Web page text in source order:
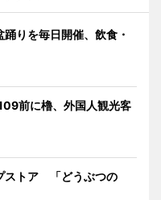
りを毎日開催、飲食・
前に櫓、外国人観光客
ストア 「どうぶつの